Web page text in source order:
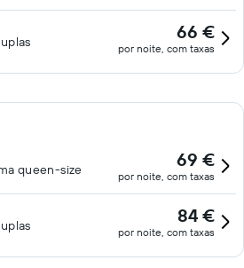
66 €
por noite, com taxas
queen-size 69 €
por noite, com taxas
84 €
por noite, com taxas